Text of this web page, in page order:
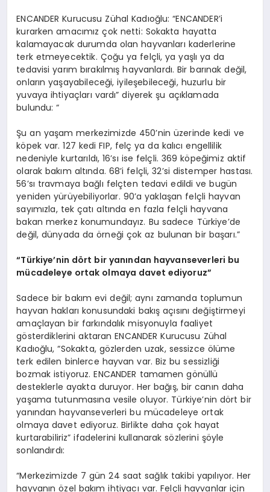
ENCANDER Kurucusu Zühal Kadıoğlu: “ENCANDER’i
kurarken amacımız çok netti: Sokakta hayatta
kalamayacak durumda olan hayvanları kaderlerine
terk etmeyecektik. Çoğu ya felçli, ya yaşlı ya da
tedavisi yarım bırakılmış hayvanlardı. Bir barınak değil,
onların yaşayabileceği, iyileşebileceği, huzurlu bir
yuvaya ihtiyaçları vardı” diyerek şu açıklamada
bulundu: “
Şu an yaşam merkezimizde 450’nin üzerinde kedi ve
köpek var. 127 kedi FIP, felç ya da kalıcı engellilik
nedeniyle kurtarıldı, 16’sı ise felçli. 369 köpeğimiz aktif
olarak bakım altında. 68’i felçli, 32’si distemper hastası.
56’sı travmaya bağlı felçten tedavi edildi ve bugün
yeniden yürüyebiliyorlar. 90’a yaklaşan felçli hayvan
sayımızla, tek çatı altında en fazla felçli hayvana
bakan merkez konumundayız. Bu sadece Türkiye’de
değil, dünyada da örneği çok az bulunan bir başarı.”
“Türkiye’nin dört bir yanından hayvanseverleri bu
mücadeleye ortak olmaya davet ediyoruz”
Sadece bir bakım evi değil; aynı zamanda toplumun
hayvan hakları konusundaki bakış açısını değiştirmeyi
amaçlayan bir farkındalık misyonuyla faaliyet
gösterdiklerini aktaran ENCANDER Kurucusu Zühal
Kadıoğlu, “Sokakta, gözlerden uzak, sessizce ölüme
terk edilen binlerce hayvan var. Biz bu sessizliği
bozmak istiyoruz. ENCANDER tamamen gönüllü
desteklerle ayakta duruyor. Her bağış, bir canın daha
yaşama tutunmasına vesile oluyor. Türkiye’nin dört bir
yanından hayvanseverleri bu mücadeleye ortak
olmaya davet ediyoruz. Birlikte daha çok hayat
kurtarabiliriz” ifadelerini kullanarak sözlerini şöyle
sonlandırdı:
“Merkezimizde 7 gün 24 saat sağlık takibi yapılıyor. Her
hayvanın özel bakım ihtiyacı var. Felçli hayvanlar için